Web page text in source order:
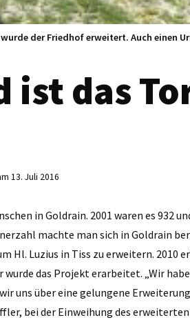
der Friedhof erweitert. Auch
ist das
13. Juli 2016
in Goldrain. 2001 waren es 932
machte man sich in Goldrain
Hl. Luzius in Tiss zu erweitern. 2010
das Projekt erarbeitet. „Wir
uns über eine gelungene
bei der Einweihung des